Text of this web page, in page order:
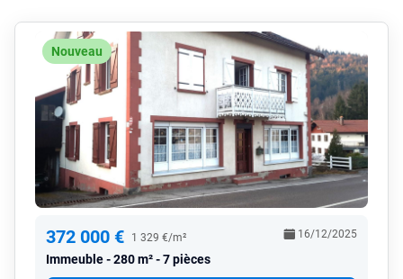
Nouveau
372 000 € 1 329 €/m²
Immeuble 280 m² - 7 pièces
16/12/2025